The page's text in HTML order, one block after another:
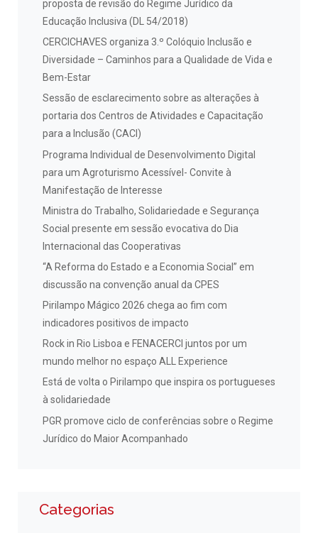
proposta de revisão do Regime Jurídico da
Educação Inclusiva (DL 54/2018)
CERCICHAVES organiza 3.º Colóquio Inclusão e
Diversidade – Caminhos para a Qualidade de Vida e
Bem-Estar
Sessão de esclarecimento sobre as alterações à
portaria dos Centros de Atividades e Capacitação
para a Inclusão (CACI)
Programa Individual de Desenvolvimento Digital
para um Agroturismo Acessível- Convite à
Manifestação de Interesse
Ministra do Trabalho, Solidariedade e Segurança
Social presente em sessão evocativa do Dia
Internacional das Cooperativas
“A Reforma do Estado e a Economia Social” em
discussão na convenção anual da CPES
Pirilampo Mágico 2026 chega ao fim com
indicadores positivos de impacto
Rock in Rio Lisboa e FENACERCI juntos por um
mundo melhor no espaço ALL Experience
Está de volta o Pirilampo que inspira os portugueses
à solidariedade
PGR promove ciclo de conferências sobre o Regime
Jurídico do Maior Acompanhado
Categorias